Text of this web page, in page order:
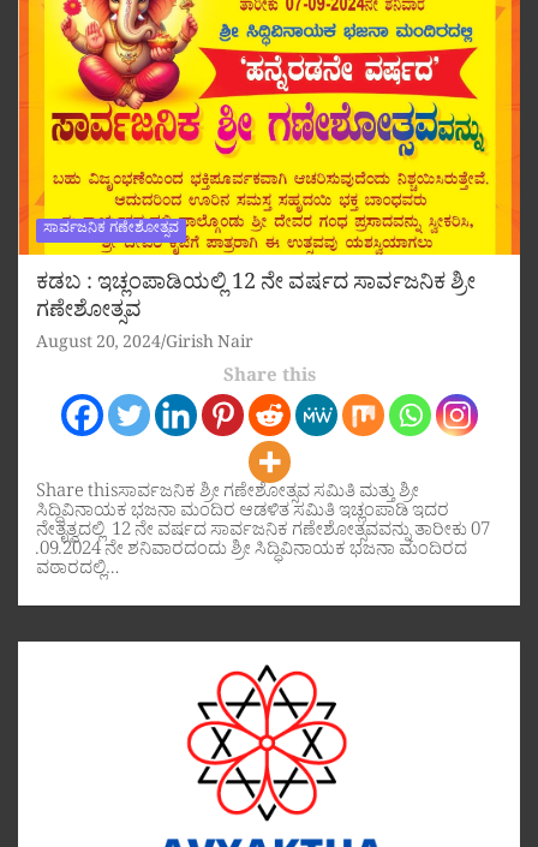
ಸಾರ್ವಜನಿಕ ಗಣೇಶೋತ್ಸವ
ಕಡಬ : ಇಚ್ಲಂಪಾಡಿಯಲ್ಲಿ 12 ನೇ ವರ್ಷದ ಸಾರ್ವಜನಿಕ ಶ್ರೀ
ಗಣೇಶೋತ್ಸವ
August 20, 2024 Girish Nair
Share this
Share thisಸಾರ್ವಜನಿಕ ಶ್ರೀ ಗಣೇಶೋತ್ಸವ ಸಮಿತಿ ಮತ್ತು ಶ್ರೀ
ಸಿದ್ಧಿವಿನಾಯಕ ಭಜನಾ ಮಂದಿರ ಆಡಳಿತ ಸಮಿತಿ ಇಚ್ಲಂಪಾಡಿ ಇದರ
ನೇತೃತ್ವದಲ್ಲಿ 12 ನೇ ವರ್ಷದ ಸಾರ್ವಜನಿಕ ಗಣೇಶೋತ್ಸವವನ್ನು ತಾರೀಕು 07
.09.2024 ನೇ ಶನಿವಾರದಂದು ಶ್ರೀ ಸಿದ್ಧಿವಿನಾಯಕ ಭಜನಾ ಮಂದಿರದ
ವಠಾರದಲ್ಲಿ…